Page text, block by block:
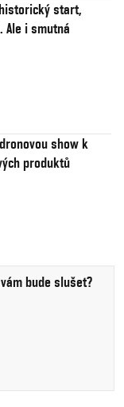
start,
Ale i smutná
show k
produktů
bude slušet?